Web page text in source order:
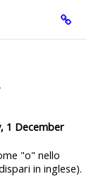
1 December
"o" nello
in inglese).